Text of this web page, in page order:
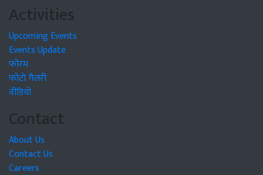
Activities
Upcoming Events
Events Update
फोरम
फोटो गैलरी
वीडियो
Contact
About Us
Contact Us
Careers